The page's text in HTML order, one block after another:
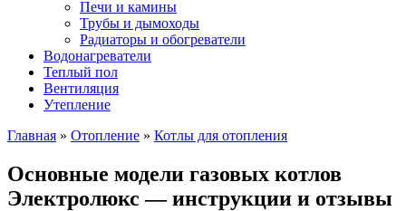
Печи и камины
Трубы и дымоходы
Радиаторы и обогреватели
Водонагреватели
Теплый пол
Вентиляция
Утепление
Главная » Отопление » Котлы для отопления
Основные модели газовых котлов
Электролюкс — инструкции и отзывы